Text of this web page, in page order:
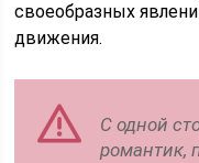
своеобразных
движения.
С одной
романтик,